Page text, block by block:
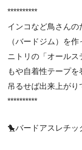
**********
インコなど鳥さんの
（バードジム）を
ニトリの「オール
もや自着性テープ
吊るせば出来上がり
**********
🐤バードアスレチッ